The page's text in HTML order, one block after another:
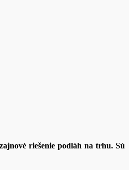
riešenie podláh na trhu. Sú